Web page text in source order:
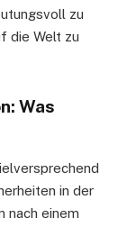
zu
die Welt zu
Was
in der
nach einem